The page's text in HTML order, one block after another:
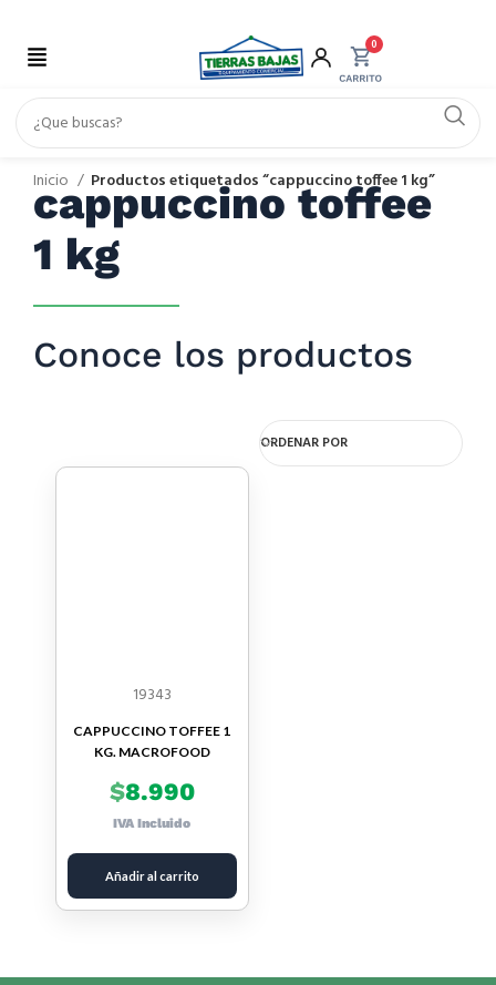
0
Inicio Productos etiquetados “cappuccino toffee 1 kg”
cappuccino toffee
1 kg
Conoce los productos
ORDENAR POR
19343
CAPPUCCINO TOFFEE 1
KG. MACROFOOD
$8.990
IVA Incluido
Añadir al carrito